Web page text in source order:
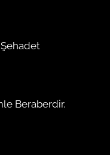
Beraberdir.